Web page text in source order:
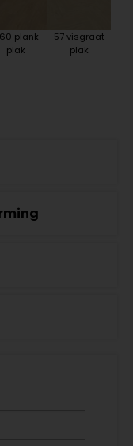
plank
plak
57 visgraat
plak